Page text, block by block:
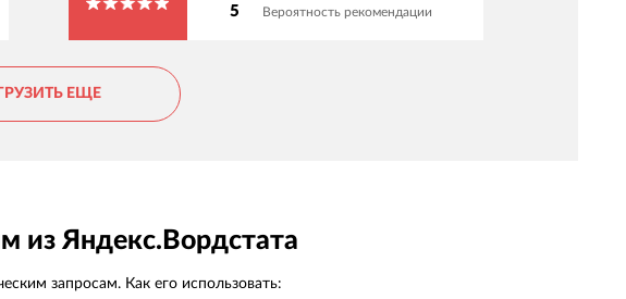
5 Вероятность рекомендации
ЕЩЕ
из Яндекс.Вордстата
запросам. Как его использовать: